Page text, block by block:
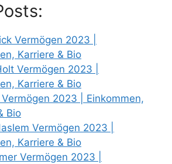
Vermögen 2023 |
Karriere & Bio
Vermögen 2023 |
Karriere & Bio
Vermögen 2023 | Einkommen,
Bio
Vermögen 2023 |
Karriere & Bio
Vermögen 2023 |